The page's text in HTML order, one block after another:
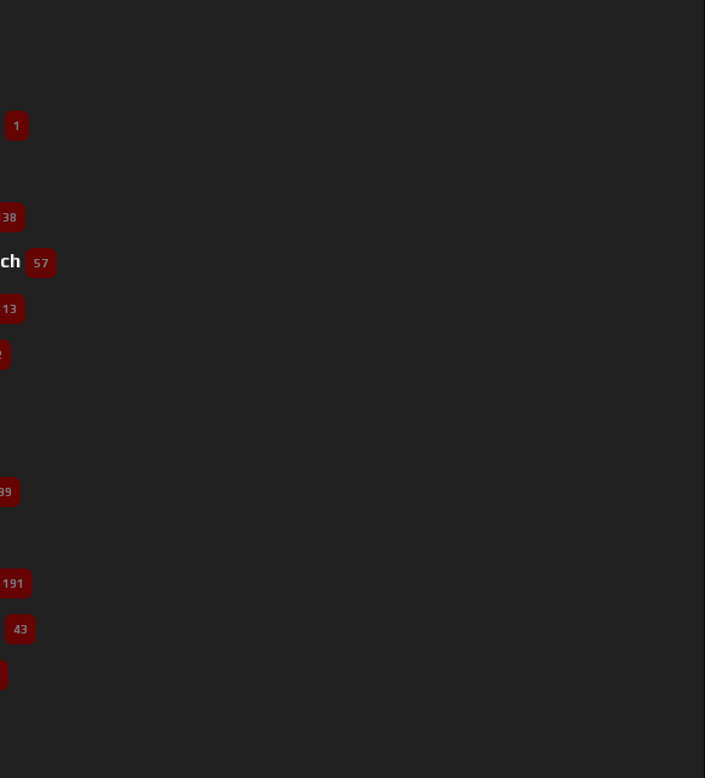
1
57
13
191
43